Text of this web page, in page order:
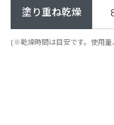
塗り重ね乾燥
{※乾燥時間は目安です。使用量